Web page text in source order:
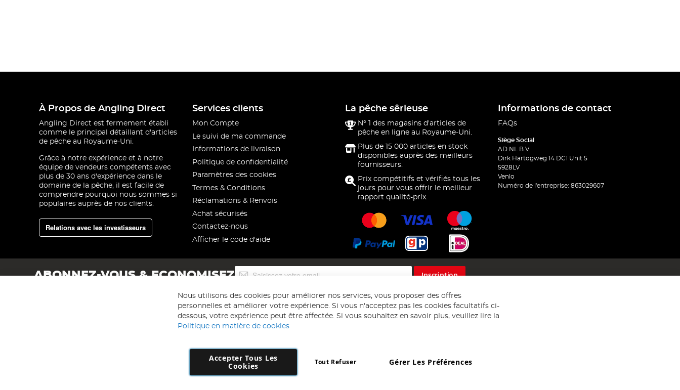
À Propos de Angling Direct
Angling Direct est fermement établi
comme le principal détaillant d'articles
de pêche au Royaume-Uni.
Grâce à notre expérience et à notre
équipe de vendeurs compétents avec
plus de 30 ans d'expérience dans le
domaine de la pêche, il est facile de
comprendre pourquoi nous sommes si
populaires auprès de nos clients.
Relations avec les investisseurs
Services clients
Mon Compte
Le suivi de ma commande
Informations de livraison
Politique de confidentialité
Paramètres des cookies
Termes & Conditions
Réclamations & Renvois
Achat sécurisés
Contactez-nous
Afficher le code d'aide
La pêche sêrieuse
N° 1 des magasins d'articles de
pêche en ligne au Royaume-Uni.
Plus de 15 000 articles en stock
disponibles auprès des meilleurs
fournisseurs.
Prix compétitifs et vérifiés tous les
jours pour vous offrir le meilleur
rapport qualité-prix.
Informations de contact
FAQs
Siège Social
AD NL B.V
Dirk Hartogweg 14 DC1 Unit 5
5928LV
Venlo
Numéro de l'entreprise: 863029607
ABONNEZ-VOUS & ECONOMISEZ
lettre
d’information
:
Inscription
Copyright 1997 - 2026AD NL B.V . Tous droits réservés.
Nous utilisons des cookies pour améliorer nos services, vous proposer des offres
personnelles et améliorer votre expérience. Si vous n'acceptez pas les cookies facultatifs ci-
dessous, votre expérience peut être affectée. Si vous souhaitez en savoir plus, veuillez lire la
Politique en matière de cookies
Accepter Tous Les
Cookies
Gérer Les Préférences
Tout Refuser